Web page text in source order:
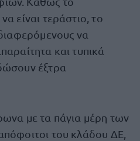
είναι τεράστιο, το
να
και τυπικά
έξτρα
με τα πάγια μέρη των
του κλάδου ΔΕ,